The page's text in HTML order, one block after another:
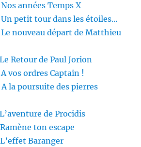
années Temps X
petit tour dans les étoiles…
nouveau départ de Matthieu
Retour de Paul Jorion
vos ordres Captain !
la poursuite des pierres
de Procidis
ton escape
Baranger